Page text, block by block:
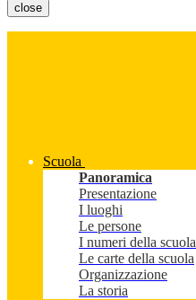
close
Scuola
Panoramica
Presentazione
I luoghi
Le persone
I numeri della scuola
Le carte della scuola
Organizzazione
La storia